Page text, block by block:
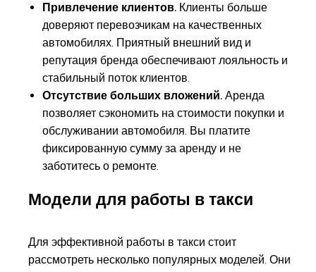
Привлечение клиентов. Клиенты больше
доверяют перевозчикам на качественных
автомобилях. Приятный внешний вид и
репутация бренда обеспечивают лояльность и
стабильный поток клиентов.
Отсутствие больших вложений. Аренда
позволяет сэкономить на стоимости покупки и
обслуживании автомобиля. Вы платите
фиксированную сумму за аренду и не
заботитесь о ремонте.
Модели для работы в такси
Для эффективной работы в такси стоит
рассмотреть несколько популярных моделей. Они